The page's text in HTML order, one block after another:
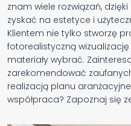
znam wiele rozwiązań,
zyskać na estetyce i
Klientem nie tylko stworzę
fotorealistyczną
materiały wybrać.
zarekomendować
realizacją planu
współpraca? Zapoznaj się